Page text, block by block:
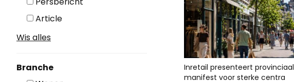
Article
Wis alles
Branche
Inretail presenteert provinciaal
manifest voor sterke centra